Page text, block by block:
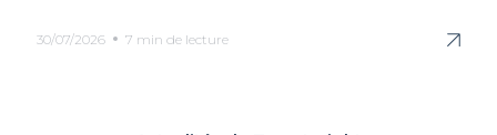
30/07/2026 7 min de lecture